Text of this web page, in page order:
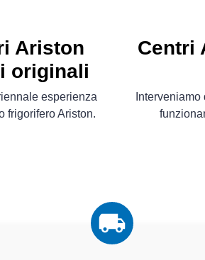
Ariston
originali
esperienza
frigorifero Ariston.
Centri